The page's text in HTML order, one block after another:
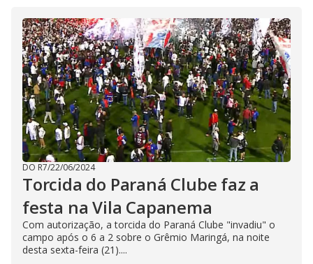
DO R7/22/06/2024
Torcida do Paraná Clube faz a
festa na Vila Capanema
Com autorização, a torcida do Paraná Clube "invadiu" o
campo após o 6 a 2 sobre o Grêmio Maringá, na noite
desta sexta-feira (21)....